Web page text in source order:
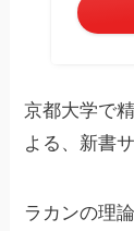
京都大学で
よる、新書
ラカンの理